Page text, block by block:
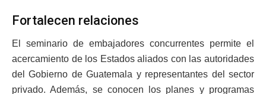
Fortalecen relaciones
El seminario de embajadores concurrentes permite el
acercamiento de los Estados aliados con las autoridades
del Gobierno de Guatemala y representantes del sector
privado. Además, se conocen los planes y programas